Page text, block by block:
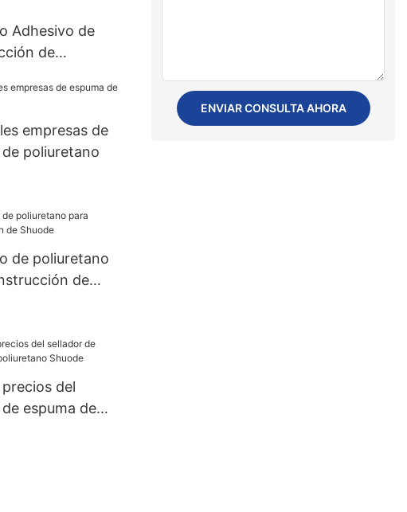
Adhesivo de
de
15 (días)
empresas de
de poliuretano
de poliuretano
de
del
espuma de
ENVIAR CONSULTA AHORA